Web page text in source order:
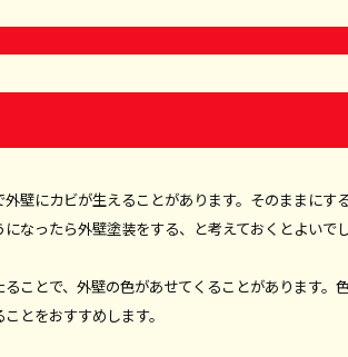
壁にカビが生えることがあります。そのままにす
なったら外壁塗装をする、と考えておくとよいでし
ことで、外壁の色があせてくることがあります。
とをおすすめします。